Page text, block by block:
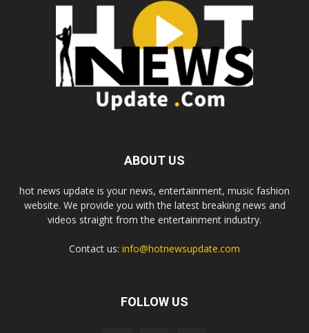
ABOUT US
hot news update is your news, entertainment, music fashion
website. We provide you with the latest breaking news and
videos straight from the entertainment industry.
Contact us: info@hotnewsupdate.com
FOLLOW US